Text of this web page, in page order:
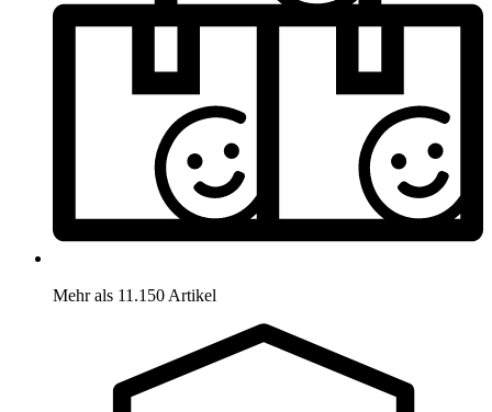
Mehr als 11.150 Artikel